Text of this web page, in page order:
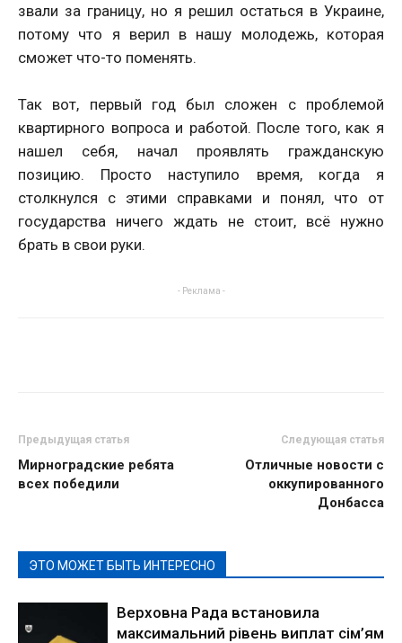
звали за границу, но я решил остаться в Украине,
потому что я верил в нашу молодежь, которая
сможет что-то поменять.
Так вот, первый год был сложен с проблемой
квартирного вопроса и работой. После того, как я
нашел себя, начал проявлять гражданскую
позицию. Просто наступило время, когда я
столкнулся с этими справками и понял, что от
государства ничего ждать не стоит, всё нужно
брать в свои руки.
- Реклама -
Предыдущая статья
Мирноградские ребята
всех победили
Следующая статья
Отличные новости с
оккупированного
Донбасса
ЭТО МОЖЕТ БЫТЬ ИНТЕРЕСНО
Верховна Рада встановила
максимальний рівень виплат сім’ям